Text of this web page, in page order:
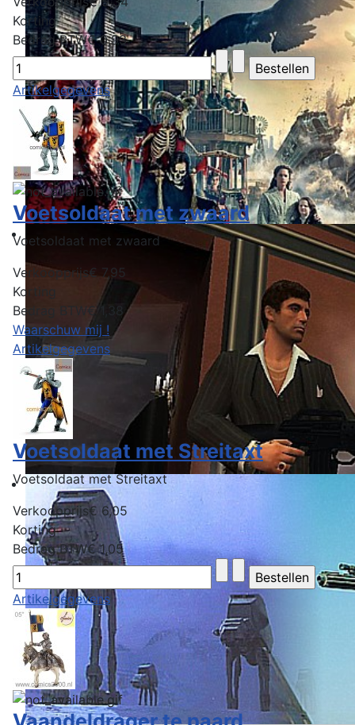
Korting
Bedrag BTW€ 0,93
Artikelgegevens
Voetsoldaat met zwaard
Voetsoldaat met zwaard
Verkoopprijs€ 7,95
Korting
Bedrag BTW € 1,38
Waarschuw mij !
Artikelgegevens
Voetsoldaat met Streitaxt
Voetsoldaat met Streitaxt
Verkoopprijs€ 6,05
Korting
Bedrag BTW€ 1,05
Artikelgegevens